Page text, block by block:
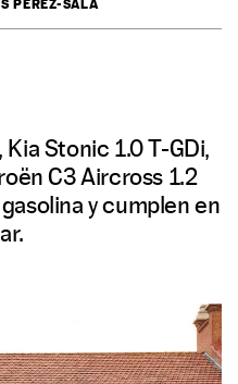
PÉREZ-SALA
Kia Stonic 1.0 T-GDi,
C3 Aircross 1.2
y cumplen en